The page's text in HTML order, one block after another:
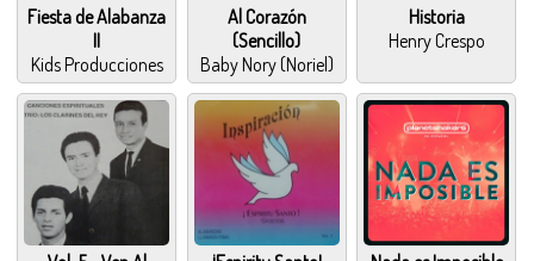
Fiesta de Alabanza
II
Kids Producciones
Al Corazón
(Sencillo)
Baby Nory (Noriel)
Historia
Henry Crespo